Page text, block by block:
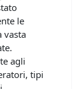
le
vasta
agli
tipi